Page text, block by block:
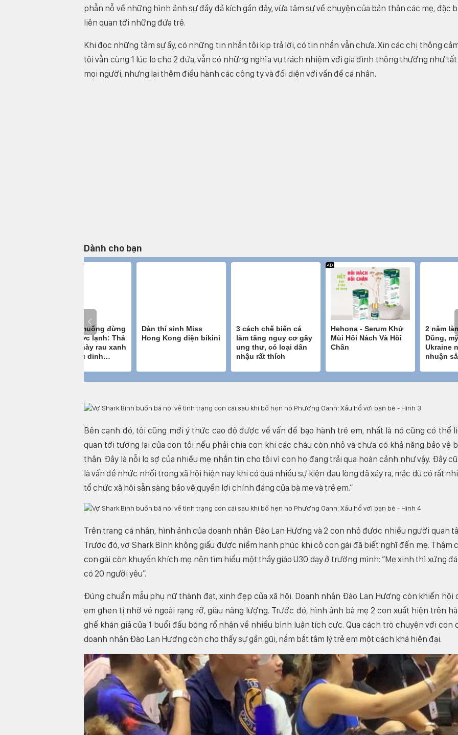
phẫn nỗ về những hình ảnh sự đầy đả kích gần đây, vừa tâm sự về chuyện của bản thân các mẹ, đặc
liên quan tới những đứa trẻ.
Khi đọc những tâm sự ấy, có những tin nhắn tôi kịp trả lời, có tin nhắn vẫn chưa. Xin các chị thông
tôi vẫn cùng 1 lúc lo cho 2 đứa, vẫn có những nghĩa vụ trách nhiệm với gia đình thông thường như tất
mọi người, nhưng lại thêm điều hành các công ty và đối diện với vấn đề cá nhân.
Dành cho bạn
Bên cạnh đó, tôi cũng mới ý thức cao độ được về vấn đề bạo hành trẻ em, nhất là nó cũng có thể
quan tới tương lai của con tôi nếu phải chia con khi các cháu còn nhỏ và chưa có khả năng bảo vệ
thân. Đây là nỗi lo sợ của nhiều mẹ nhắn tin cho tôi vì con họ đang trải qua hoàn cảnh như vậy. Đây
là vấn đề nhức nhối trong xã hội hiện nay khi có quá nhiều sự kiện đau lòng đã xảy ra, mặc dù có rất
tổ chức xã hội sẵn sàng bảo vệ quyền lợi chính đáng của bà mẹ và trẻ em.”
Trên trang cá nhân, hình ảnh của doanh nhân Đào Lan Hương và 2 con nhỏ được nhiều người quan
Trước đó, vợ Shark Bình không giấu được niềm hạnh phúc khi cô con gái đã biết nghĩ đến mẹ. Thậm
con gái còn khuyến khích mẹ nên tìm hiểu một thầy giáo U30 dạy ở trường mình: “Mẹ xinh thì xứng
có 20 người yêu”.
Đúng chuẩn mẫu phụ nữ thành đạt, xinh đẹp của xã hội. Doanh nhân Đào Lan Hương còn khiến hội
em ghen tị nhờ vẻ ngoài rạng rỡ, giàu năng lượng. Trước đó, hình ảnh bà mẹ 2 con xuất hiện trên
ghế khán giả của 1 buổi đấu bóng rổ nhận về nhiều bình luận tích cực. Qua cách trò chuyện với con
doanh nhân Đào Lan Hương còn cho thấy sự gần gũi, nắm bắt tâm lý trẻ em một cách khá hiện đại.